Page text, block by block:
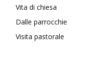
Vita di chiesa
Dalle parrocchie
Visita pastorale